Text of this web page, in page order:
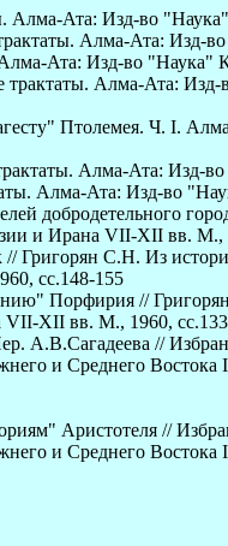
Алма-Ата: Изд-во
Алма-Ата: Изд-
Ата: Изд-во "Наука"
трактаты. Алма-Ата:
Птолемея. Ч. I.
Алма-Ата: Изд-
Алма-Ата: Изд-во
добродетельного
и Ирана VII-XII вв. М.,
// Григорян С.Н. Из
сс.148-155
Порфирия //
XII вв. М., 1960,
А.В.Сагадеева //
и Среднего
Аристотеля //
и Среднего